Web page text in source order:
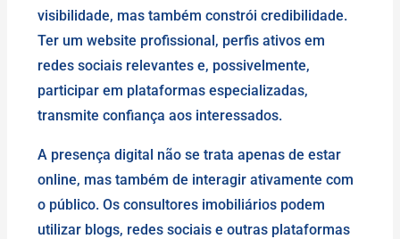
visibilidade, mas também constrói credibilidade.
Ter um website profissional, perfis ativos em
redes sociais relevantes e, possivelmente,
participar em plataformas especializadas,
transmite confiança aos interessados.
A presença digital não se trata apenas de estar
online, mas também de interagir ativamente com
o público. Os consultores imobiliários podem
utilizar blogs, redes sociais e outras plataformas